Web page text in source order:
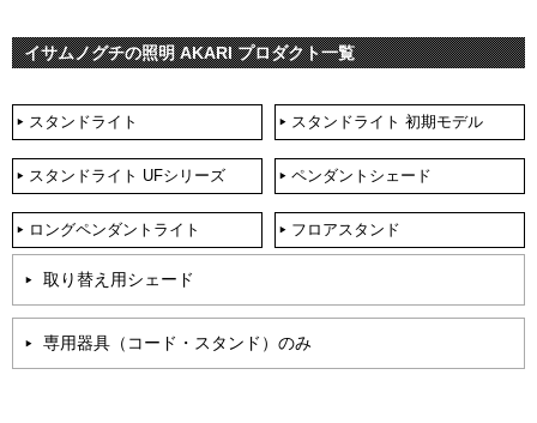
イサムノグチの照明 AKARI プロダクト一覧
スタンドライト スタンドライト 初期モデル
スタンドライト UFシリーズ ペンダントシェード
ロングペンダントライト フロアスタンド
取り替え用シェード
専用器具（コード・スタンド）のみ